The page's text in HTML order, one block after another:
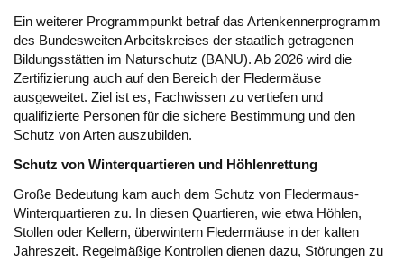
Ein weiterer Programmpunkt betraf das Artenkennerprogramm
des Bundesweiten Arbeitskreises der staatlich getragenen
Bildungsstätten im Naturschutz (BANU). Ab 2026 wird die
Zertifizierung auch auf den Bereich der Fledermäuse
ausgeweitet. Ziel ist es, Fachwissen zu vertiefen und
qualifizierte Personen für die sichere Bestimmung und den
Schutz von Arten auszubilden.
Schutz von Winterquartieren und Höhlenrettung
Große Bedeutung kam auch dem Schutz von Fledermaus-
Winterquartieren zu. In diesen Quartieren, wie etwa Höhlen,
Stollen oder Kellern, überwintern Fledermäuse in der kalten
Jahreszeit. Regelmäßige Kontrollen dienen dazu, Störungen zu